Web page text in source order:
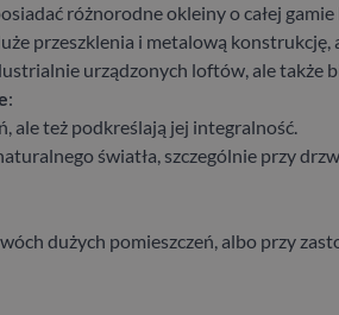
różnorodne okleiny o całej
przeszklenia i metalową konstrukcję,
urządzonych loftów, ale także
:
ale też podkreślają jej integralność.
światła, szczególnie przy
dużych pomieszczeń, albo przy